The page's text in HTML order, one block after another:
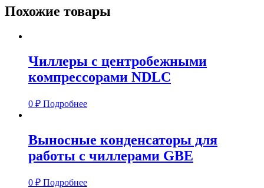
Похожие товары
Чиллеры с центробежными
компрессорами NDLC
0 ₽ Подробнее
Выносные конденсаторы для
работы с чиллерами GBE
0 ₽ Подробнее